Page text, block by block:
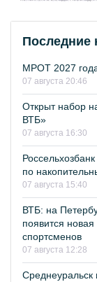
Последние
МРОТ 2027
07 августа 20:46
Открыт набор
ВТБ»
07 августа 16:30
по
07 августа 15:40
ВТБ: на
появится
спортсменов
07 августа 12:28
Среднеуральск